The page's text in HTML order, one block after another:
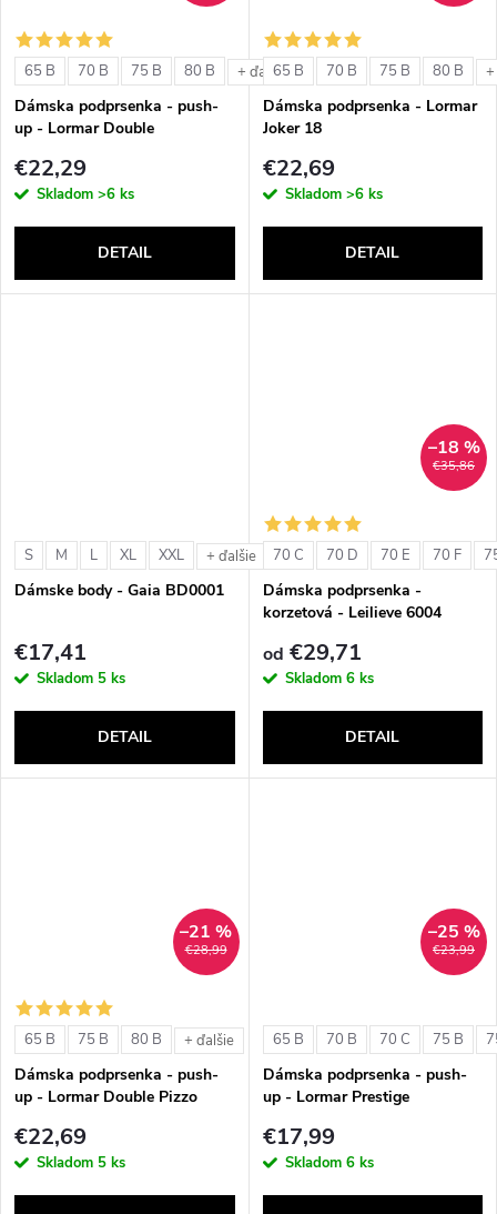
65 B 70 B 75 B 80 B + ďalšie
Dámska podprsenka - push-
up - Lormar Double
€22,29
Skladom >6 ks
DETAIL
65 B 70 B 75 B 80 B
Dámska podprsenka - Lormar
Joker 18
€22,69
Skladom >6 ks
DETAIL
S M L XL XXL + ďalšie
Dámske body - Gaia BD0001
€17,41
Skladom 5 ks
DETAIL
€35,86
–18 %
70 C 70 D 70 E 70 F
Dámska podprsenka -
korzetová - Leilieve 6004
od €29,71
Skladom 6 ks
DETAIL
€28,99
–21 %
65 B 75 B 80 B + ďalšie
Dámska podprsenka - push-
up - Lormar Double Pizzo
€22,69
Skladom 5 ks
€23,99
–25 %
65 B 70 B 70 C 75 B
Dámska podprsenka - push-
up - Lormar Prestige
€17,99
Skladom 6 ks